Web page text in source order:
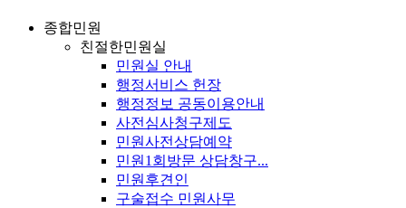
종합민원
친절한민원실
민원실 안내
행정서비스 헌장
행정정보 공동이용안내
사전심사청구제도
민원사전상담예약
민원1회방문 상담창구...
민원후견인
구술접수 민원사무